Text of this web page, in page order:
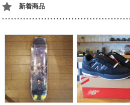
新着商品